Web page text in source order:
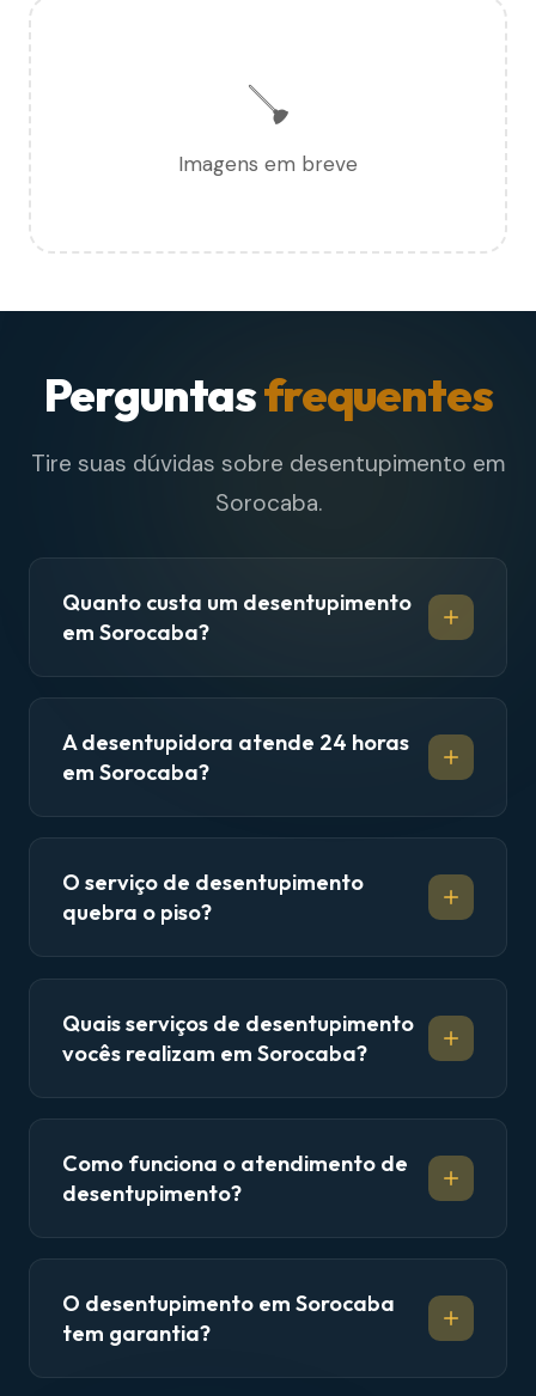
🪠
Imagens em breve
Perguntasfrequentes
Tire suas dúvidas sobre desentupimento em
Sorocaba.
Quanto custa um desentupimento
em Sorocaba?
A desentupidora atende 24 horas
em Sorocaba?
O serviço de desentupimento
quebra o piso?
Quais serviços de desentupimento
vocês realizam em Sorocaba?
Como funciona o atendimento de
desentupimento?
O desentupimento em Sorocaba
tem garantia?